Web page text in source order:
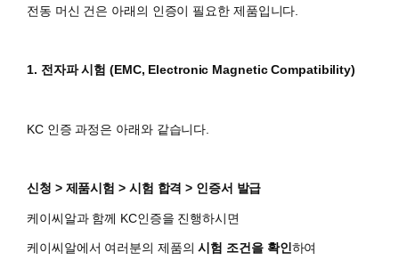
전동 머신 건은 아래의 인증이 필요한 제품입니다.
1. 전자파 시험 (EMC, Electronic Magnetic Compatibility)
KC 인증 과정은 아래와 같습니다.
신청 > 제품시험 > 시험 합격 > 인증서 발급
케이씨알과 함께 KC인증을 진행하시면
​케이씨알에서 여러분의 제품의시험 조건을 확인 하여